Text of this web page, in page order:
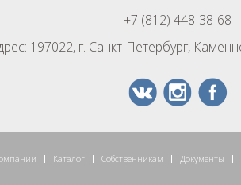
+7 (812) 448-38-68
197022, г. Санкт-Петербург,
Каталог Собственникам Документы